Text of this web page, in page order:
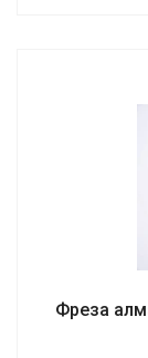
Фреза